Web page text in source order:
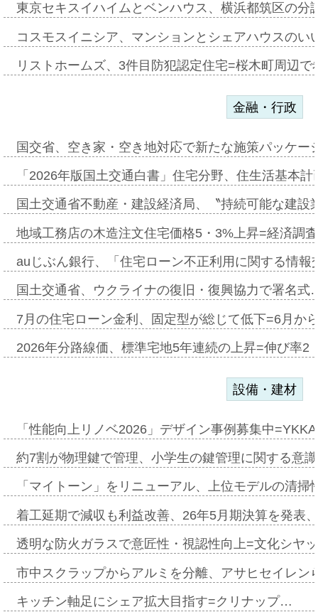
東京セキスイハイムとベンハウス、横浜都筑区の
コスモスイニシア、マンションとシェアハウスの
リストホームズ、3件目防犯認定住宅=桜木町周辺
金融・行政
国交省、空き家・空き地対応で新たな施策パッケ
「2026年版国土交通白書」住宅分野、住生活基本
国土交通省不動産・建設経済局、〝持続可能な建
地域工務店の木造注文住宅価格5・3%上昇=経済調
auじぶん銀行、「住宅ローン不正利用に関する情
国土交通省、ウクライナの復旧・復興協力で署名
7月の住宅ローン金利、固定型が総じて低下=6月か
2026年分路線価、標準宅地5年連続の上昇=伸び率
設備・建材
「性能向上リノベ2026」デザイン事例募集中
約7割が物理鍵で管理、小学生の鍵管理に関する意
「マイトーン」をリニューアル、上位モデルの清
着工延期で減収も利益改善、26年5月期決算を発表
透明な防火ガラスで意匠性・視認性向上=文化シヤ
市中スクラップからアルミを分離、アサヒセイレ
キッチン軸足にシェア拡大目指す=クリナップ…